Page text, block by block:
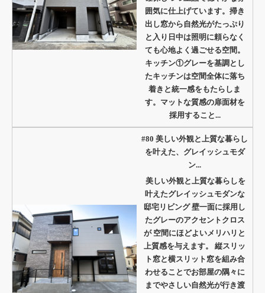
囲気に仕上げています。掃き
出し窓から自然光がたっぷり
と入り日中は照明に頼らなく
ても心地よく過ごせる空間。
キッチン①グレーを基調とし
たキッチンは空間全体に落ち
着きと統一感をもたらしま
す。マットな質感の扉面材を
採用すること...
#80 美しい外観と上質な暮らし
を叶えた、グレイッシュモダ
ン...
美しい外観と上質な暮らしを
叶えたグレイッシュモダンな
邸宅リビング 壁一面に採用し
たグレーのアクセントクロス
が 空間にほどよいメリハリと
上質感を与えます。 縦スリッ
ト窓と横スリット窓を組み合
わせることでお部屋の隅々に
までやさしい自然光が行き渡